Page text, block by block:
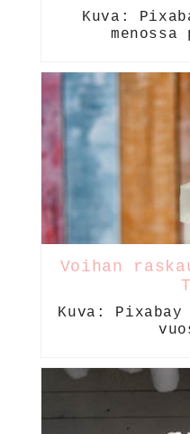
Kuva:
Voihan
Kuva: